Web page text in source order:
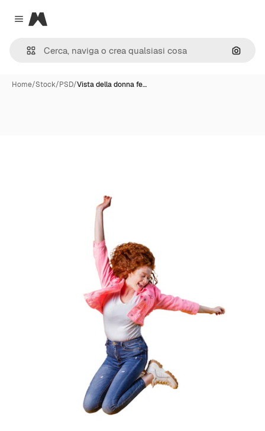
Close menu
Magnific
Cerca
Home/Stock/PSD/Vista della donna fe…